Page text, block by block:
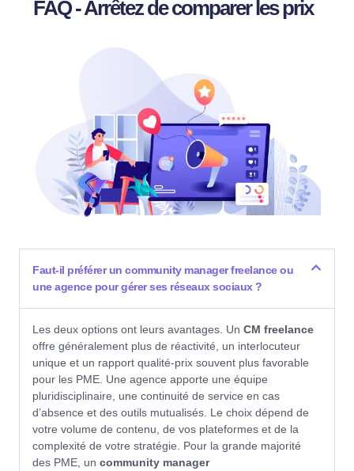
FAQ - Arrêtez de comparer les prix
Faut-il préférer un community manager freelance ou
une agence pour gérer ses réseaux sociaux ?
Les deux options ont leurs avantages. Un CM freelance
offre généralement plus de réactivité, un interlocuteur
unique et un rapport qualité-prix souvent plus favorable
pour les PME. Une agence apporte une équipe
pluridisciplinaire, une continuité de service en cas
d’absence et des outils mutualisés. Le choix dépend de
votre volume de contenu, de vos plateformes et de la
complexité de votre stratégie. Pour la grande majorité
des PME, un community manager